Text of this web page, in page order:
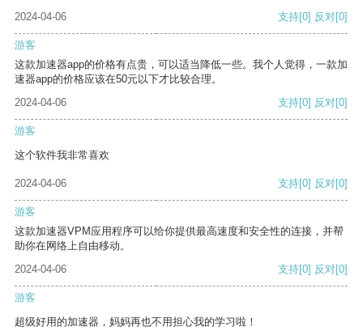
2024-04-06
支持[0] 反对[0]
游客
这款加速器app的价格有点贵，可以适当降低一些。我个人觉得，一款加
速器app的价格应该在50元以下才比较合理。
2024-04-06
支持[0] 反对[0]
游客
这个软件我非常喜欢
2024-04-06 支持[0] 反对[0]
游客
这款加速器VPM应用程序可以给你提供最高速度和安全性的连接，并帮
助你在网络上自由移动。
2024-04-06
支持[0] 反对[0]
游客
超级好用的加速器，妈妈再也不用担心我的学习啦！